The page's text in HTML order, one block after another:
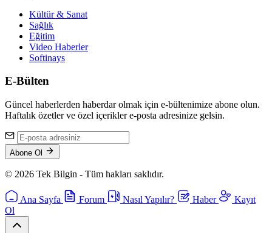
Kültür & Sanat
Sağlık
Eğitim
Video Haberler
Softinays
E-Bülten
Güncel haberlerden haberdar olmak için e-bültenimize abone olun.
Haftalık özetler ve özel içerikler e-posta adresinize gelsin.
Abone Ol
© 2026 Tek Bilgin - Tüm hakları saklıdır.
Ana Sayfa Forum Nasıl Yapılır? Haber
Kayıt
Ol